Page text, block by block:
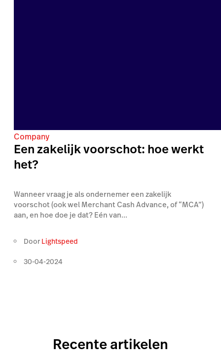
Company
Een zakelijk voorschot: hoe werkt
het?
Wanneer vraag je als ondernemer een zakelijk
voorschot (ook wel Merchant Cash Advance, of “MCA”)
aan, en hoe doe je dat? Eén van...
Door Lightspeed
30-04-2024
Recente artikelen